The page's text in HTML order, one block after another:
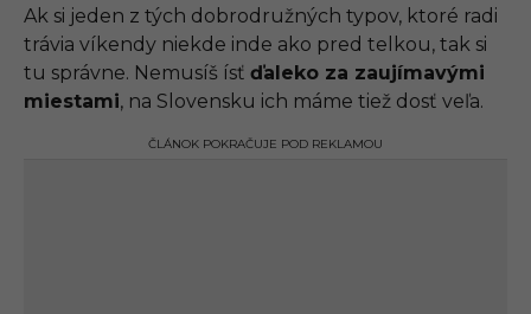
0
9
2
2
,
Ak si jeden z tých dobrodružných typov, ktoré radi
trávia víkendy niekde inde ako pred telkou, tak si
tu správne. Nemusíš ísť ďaleko za zaujímavými
miestami, na Slovensku ich máme tiež dosť veľa.
ČLÁNOK POKRAČUJE POD REKLAMOU